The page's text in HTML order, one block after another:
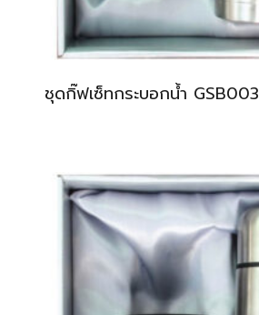
ชุดกิ๊ฟเซ็ทกระบอกน้ำ GSB003